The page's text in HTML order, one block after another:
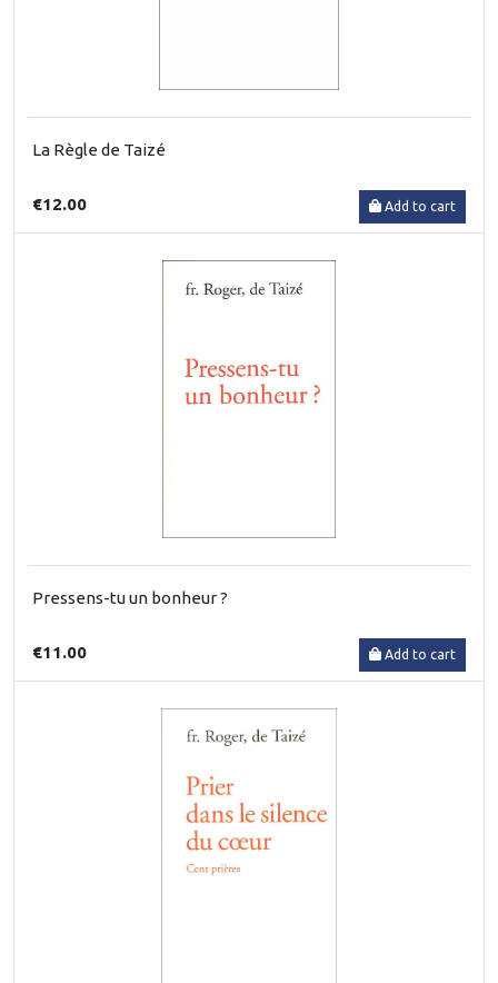
La Règle de Taizé
€12.00 Add to cart
Pressens-tu un bonheur ?
€11.00 Add to cart